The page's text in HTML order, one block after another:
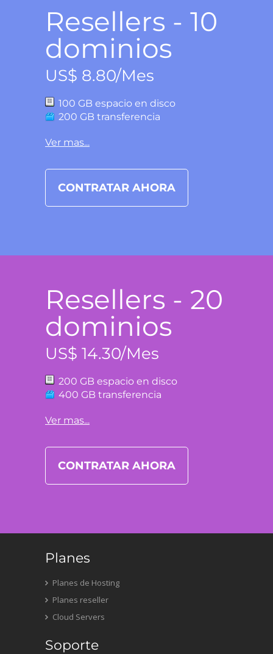
Resellers - 10
dominios
US$ 8.80/Mes
100 GB espacio en disco
200 GB transferencia
Ver mas...
CONTRATAR AHORA
Resellers - 20
dominios
US$ 14.30/Mes
200 GB espacio en disco
400 GB transferencia
Ver mas...
CONTRATAR AHORA
Planes
Planes de Hosting
Planes reseller
Cloud Servers
Soporte